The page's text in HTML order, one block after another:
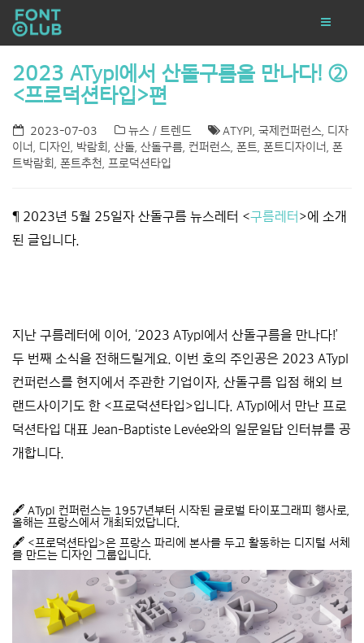
2023 ATypI에서 산돌구름을 만나다! ②
<프로덕션타입>편
2023-07-03 뉴스 / 트렌드 ATYPI 국제컨퍼런스
디자
이너
디자인 박람회 산돌 산돌구름 컨퍼런스 폰트 폰트디자이너
폰
트박람회
폰트추천 프로덕션타입
¶ 2023년 5월 25일자 산돌구름 뉴스레터 <구름레터 >에 소개
된 글입니다.
지난 구름레터에 이어, ‘2023 ATypI에서 산돌구름을 만나다!’
두 번째 소식을 전해드릴게요. 이번 호의 주인공은 2023 ATypI
컨퍼런스를 현지에서 주관한 기업이자, 산돌구름 입점 해외 브
랜드사이기도 한 <프로덕션타입>입니다. ATypI에서 만난 프로
덕션타입 대표 Jean-Baptiste Levée와의 일문일답 인터뷰를 공
개합니다.
🖋 ATypI 컨퍼런스는 1957년부터 시작된 글로벌 타이포그래피 행사로,
올해는 프랑스에서 개최되었답니다.
🖋 <프로덕션타입>은 프랑스 파리에 본사를 두고 활동하는 디지털 서체
를 만드는 디자인 그룹입니다.